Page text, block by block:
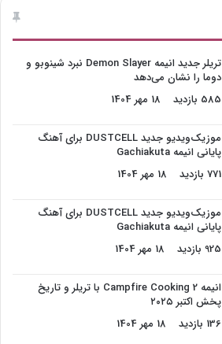
تریلر جدید انیمه Demon Slayer نبرد شینوبو و
دوما را نشان می‌دهد
585 بازدید
18 مهر 1404
موزیک‌ویدیو جدید DUSTCELL برای آهنگ
پایانی انیمه Gachiakuta
771 بازدید
18 مهر 1404
موزیک‌ویدیو جدید DUSTCELL برای آهنگ
پایانی انیمه Gachiakuta
925 بازدید
18 مهر 1404
انیمه Campfire Cooking 2 با تریلر و تاریخ
پخش اکتبر ۲۰۲۵
136 بازدید
18 مهر 1404